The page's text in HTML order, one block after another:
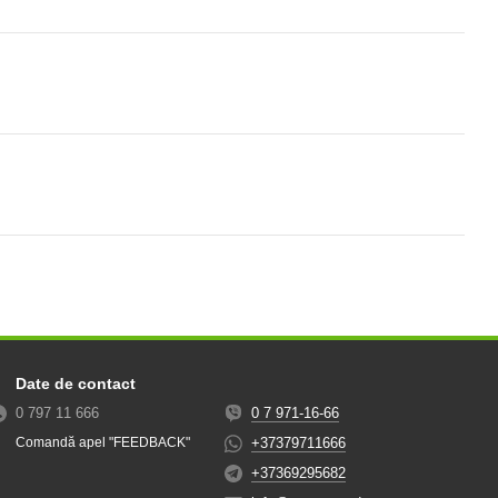
Date de contact
0 797 11 666
Comandă apel "FEEDBACK"
0 7 971-16-66
+37379711666
+37369295682